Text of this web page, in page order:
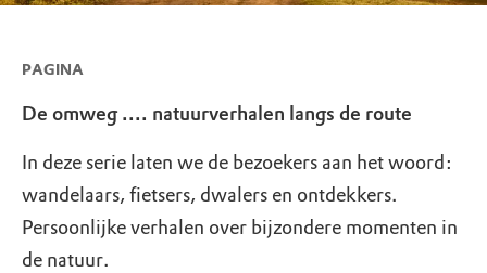
PAGINA
De omweg .... natuurverhalen langs de route
In deze serie laten we de bezoekers aan het woord:
wandelaars, fietsers, dwalers en ontdekkers.
Persoonlijke verhalen over bijzondere momenten in
de natuur.